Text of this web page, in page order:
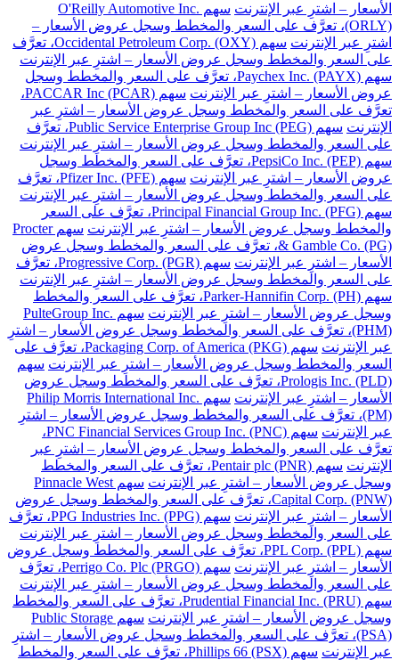
الأسعار – اشترِ عبر الإنترنت
سهم O'Reilly Automotive Inc.
(ORLY)، تعرَّف على السعر والمخطط وسجل عروض الأسعار –
اشترِ عبر الإنترنت
سهم Occidental Petroleum Corp. (OXY)، تعرَّف
على السعر والمخطط وسجل عروض الأسعار – اشترِ عبر الإنترنت
سهم Paychex Inc. (PAYX)، تعرَّف على السعر والمخطط وسجل
عروض الأسعار – اشترِ عبر الإنترنت
سهم PACCAR Inc (PCAR)،
تعرَّف على السعر والمخطط وسجل عروض الأسعار – اشترِ عبر
الإنترنت
سهم Public Service Enterprise Group Inc (PEG)، تعرَّف
على السعر والمخطط وسجل عروض الأسعار – اشترِ عبر الإنترنت
سهم PepsiCo Inc. (PEP)، تعرَّف على السعر والمخطط وسجل
عروض الأسعار – اشترِ عبر الإنترنت
سهم Pfizer Inc. (PFE)، تعرَّف
على السعر والمخطط وسجل عروض الأسعار – اشترِ عبر الإنترنت
سهم Principal Financial Group Inc. (PFG)، تعرَّف على السعر
والمخطط وسجل عروض الأسعار – اشترِ عبر الإنترنت
سهم Procter
& Gamble Co. (PG)، تعرَّف على السعر والمخطط وسجل عروض
الأسعار – اشترِ عبر الإنترنت
سهم Progressive Corp. (PGR)، تعرَّف
على السعر والمخطط وسجل عروض الأسعار – اشترِ عبر الإنترنت
سهم Parker-Hannifin Corp. (PH)، تعرَّف على السعر والمخطط
وسجل عروض الأسعار – اشترِ عبر الإنترنت
سهم PulteGroup Inc.
(PHM)، تعرَّف على السعر والمخطط وسجل عروض الأسعار – اشترِ
عبر الإنترنت
سهم Packaging Corp. of America (PKG)، تعرَّف على
السعر والمخطط وسجل عروض الأسعار – اشترِ عبر الإنترنت سهم
Prologis Inc. (PLD)، تعرَّف على السعر والمخطط وسجل عروض
الأسعار – اشترِ عبر الإنترنت
سهم Philip Morris International Inc.
(PM)، تعرَّف على السعر والمخطط وسجل عروض الأسعار – اشترِ
عبر الإنترنت
سهم PNC Financial Services Group Inc. (PNC)،
تعرَّف على السعر والمخطط وسجل عروض الأسعار – اشترِ عبر
الإنترنت
سهم Pentair plc (PNR)، تعرَّف على السعر والمخطط
وسجل عروض الأسعار – اشترِ عبر الإنترنت
سهم Pinnacle West
Capital Corp. (PNW)، تعرَّف على السعر والمخطط وسجل عروض
الأسعار – اشترِ عبر الإنترنت
سهم PPG Industries Inc. (PPG)، تعرَّف
على السعر والمخطط وسجل عروض الأسعار – اشترِ عبر الإنترنت
سهم PPL Corp. (PPL)، تعرَّف على السعر والمخطط وسجل عروض
الأسعار – اشترِ عبر الإنترنت
سهم Perrigo Co. Plc (PRGO)، تعرَّف
على السعر والمخطط وسجل عروض الأسعار – اشترِ عبر الإنترنت
سهم Prudential Financial Inc. (PRU)، تعرَّف على السعر والمخطط
وسجل عروض الأسعار – اشترِ عبر الإنترنت
سهم Public Storage
(PSA)، تعرَّف على السعر والمخطط وسجل عروض الأسعار – اشترِ
عبر الإنترنت
سهم Phillips 66 (PSX)، تعرَّف على السعر والمخطط